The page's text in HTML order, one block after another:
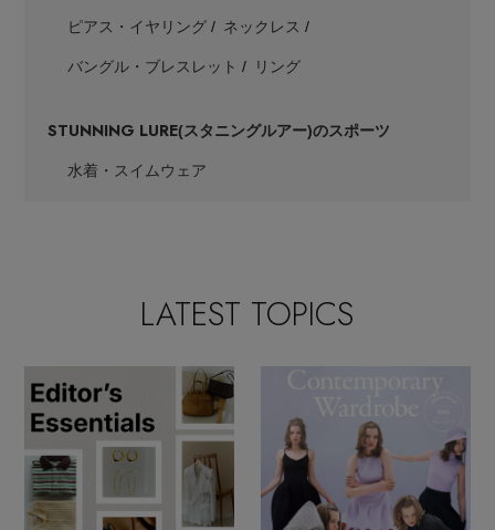
ピアス・イヤリング ネックレス
バングル・ブレスレット リング
STUNNING LURE(スタニングルアー)のスポーツ
水着・スイムウェア
LATEST TOPICS